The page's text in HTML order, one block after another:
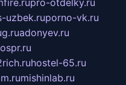
pro-otdelky.ru
uzbek.ruporno-vk.ru
adonyev.ru
hostel-65.ru
mishinlab.ru